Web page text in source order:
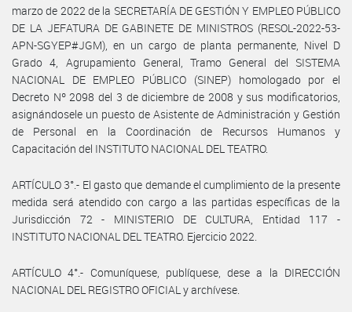
marzo de 2022 de la SECRETARÍA DE GESTIÓN Y EMPLEO PÚBLICO
DE LA JEFATURA DE GABINETE DE MINISTROS (RESOL-2022-53-
APN-SGYEP#JGM), en un cargo de planta permanente, Nivel D
Grado 4, Agrupamiento General, Tramo General del SISTEMA
NACIONAL DE EMPLEO PÚBLICO (SINEP) homologado por el
Decreto Nº 2098 del 3 de diciembre de 2008 y sus modificatorios,
asignándosele un puesto de Asistente de Administración y Gestión
de Personal en la Coordinación de Recursos Humanos y
Capacitación del INSTITUTO NACIONAL DEL TEATRO.
ARTÍCULO 3°.- El gasto que demande el cumplimiento de la presente
medida será atendido con cargo a las partidas específicas de la
Jurisdicción 72 - MINISTERIO DE CULTURA, Entidad 117 -
INSTITUTO NACIONAL DEL TEATRO. Ejercicio 2022.
ARTÍCULO 4°.- Comuníquese, publíquese, dese a la DIRECCIÓN
NACIONAL DEL REGISTRO OFICIAL y archívese.